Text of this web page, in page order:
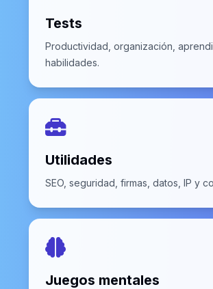
Tests
Productividad, organización,
habilidades.
Utilidades
SEO, seguridad, firmas, datos, IP y
Juegos mentales